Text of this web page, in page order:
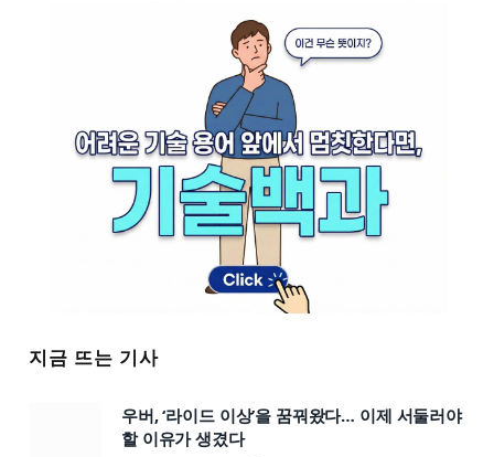
지금 뜨는 기사
우버, ‘라이드 이상’을 꿈꿔왔다… 이제 서둘러야
할 이유가 생겼다